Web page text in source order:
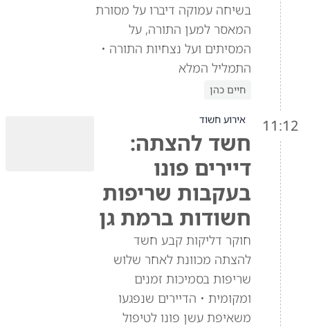
בשיחה עמוקה דיברו על מסורת
המאסר למען התורה, על
המסיתים ועל נצחיות התורה •
התמליל המלא
חיים כהן
11:12 אירוע חשוד
חשד להצתה:
דיירים פונו
בעקבות שריפות
חשודות ברמת גן
חוקר דליקות קבע חשד
להצתה מכוונת לאחר שלוש
שריפות בסמיכות זמנים
ומקומית • הדיירים שנפגעו
משאיפת עשן פונו לטיפול